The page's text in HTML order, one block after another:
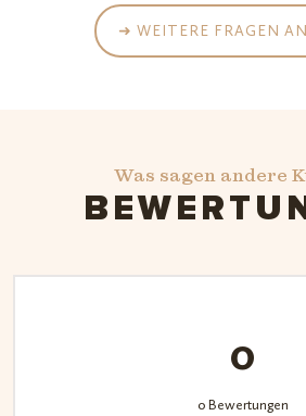
➜ WEITERE FRAGEN
Was sagen andere
0
0 Bewertungen